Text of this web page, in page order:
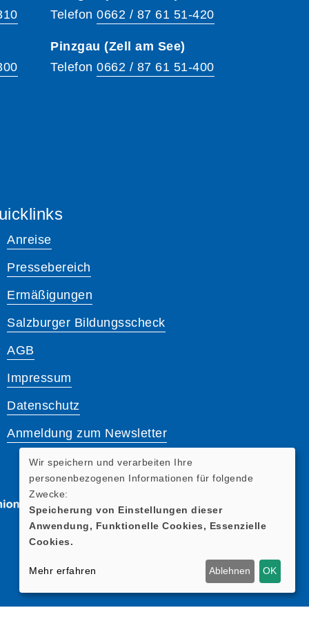
Telefon 0662 / 87 61 51-420
Pinzgau (Zell am See)
Telefon 0662 / 87 61 51-400
Anreise
Pressebereich
Ermäßigungen
Salzburger Bildungsscheck
AGB
Impressum
Datenschutz
Anmeldung zum Newsletter
Wir speichern und verarbeiten Ihre
personenbezogenen Informationen für folgende
Zwecke:
Speicherung von Einstellungen dieser
Anwendung, Funktionelle Cookies, Essenzielle
Cookies.
Mehr erfahren Ablehnen OK